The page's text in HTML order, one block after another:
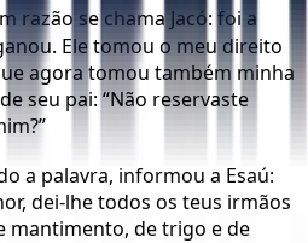
razão se chama Jacó: foi a
Ele tomou o meu direito
agora tomou também minha
seu pai: “Não reservaste
a palavra, informou a Esaú:
dei-lhe todos os teus irmãos
mantimento, de trigo e de